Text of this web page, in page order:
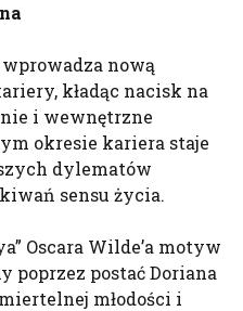
nową
kładąc nacisk na
i wewnętrzne
okresie kariera staje
dylematów
sensu życia.
Oscara Wilde’a motyw
poprzez postać Doriana
młodości i